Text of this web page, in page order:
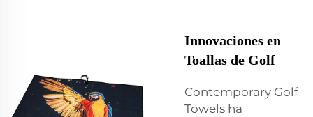
Innovaciones en
Toallas de Golf
Contemporary Golf
Towels ha